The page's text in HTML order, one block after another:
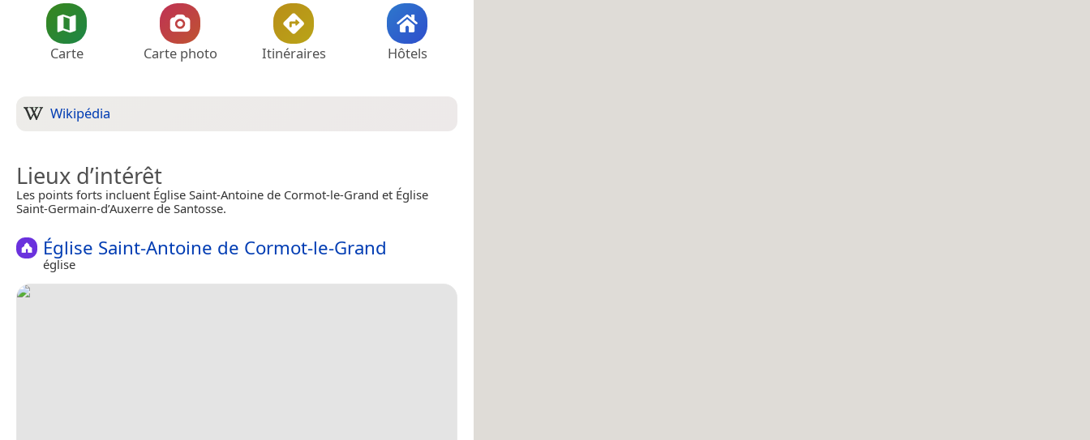
Carte Carte photo Itinéraires Hôtels
Wikipédia
Lieux d’intérêt
Les points forts incluent Église Saint-Antoine de Cormot-le-Grand et Église
Saint-Germain-d’Auxerre de Santosse.
Église Saint-Antoine de Cormot-le-Grand
église